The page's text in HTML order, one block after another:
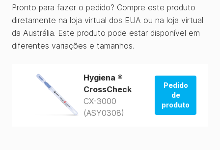
Pronto para fazer o pedido? Compre este produto
diretamente na loja virtual dos EUA ou na loja virtual
da Austrália. Este produto pode estar disponível em
diferentes variações e tamanhos.
Hygiena ®
CrossCheck
CX-3000
(ASY0308)
Pedido
de
produto